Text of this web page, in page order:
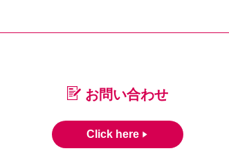
お問い合わせ
Click here